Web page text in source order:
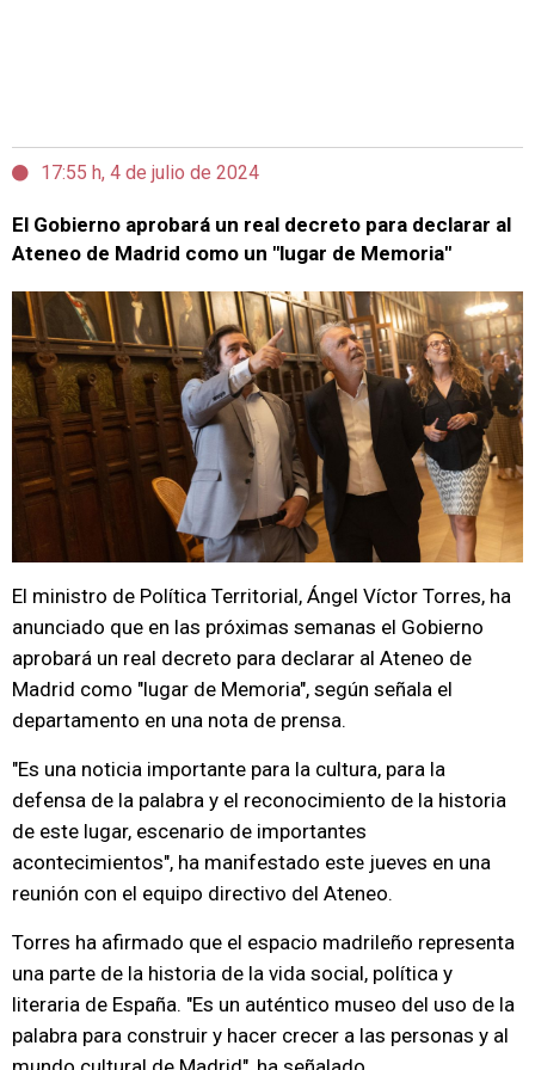
17:55 h, 4 de julio de 2024
El Gobierno aprobará un real decreto para declarar al
Ateneo de Madrid como un "lugar de Memoria"
El ministro de Política Territorial, Ángel Víctor Torres, ha
anunciado que en las próximas semanas el Gobierno
aprobará un real decreto para declarar al Ateneo de
Madrid como "lugar de Memoria", según señala el
departamento en una nota de prensa.
"Es una noticia importante para la cultura, para la
defensa de la palabra y el reconocimiento de la historia
de este lugar, escenario de importantes
acontecimientos", ha manifestado este jueves en una
reunión con el equipo directivo del Ateneo.
Torres ha afirmado que el espacio madrileño representa
una parte de la historia de la vida social, política y
literaria de España. "Es un auténtico museo del uso de la
palabra para construir y hacer crecer a las personas y al